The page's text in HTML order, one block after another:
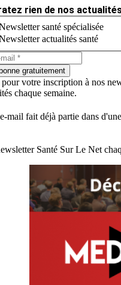
rien de nos
santé spécialisée
actualités santé
gratuitement
votre inscription à nos
chaque semaine.
mail fait déjà partie dans
Santé Sur Le Net